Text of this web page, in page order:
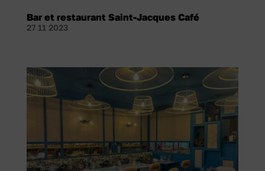
Bar et restaurant Saint-Jacques Café
27 11 2023